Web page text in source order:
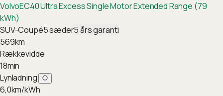
VolvoEC40 Ultra Excess Single Motor Extended Range (79
kWh)
SUV-Coupé5sæder5års garanti
569km
Rækkevidde
18min
Lynladning
6,0km/kWh